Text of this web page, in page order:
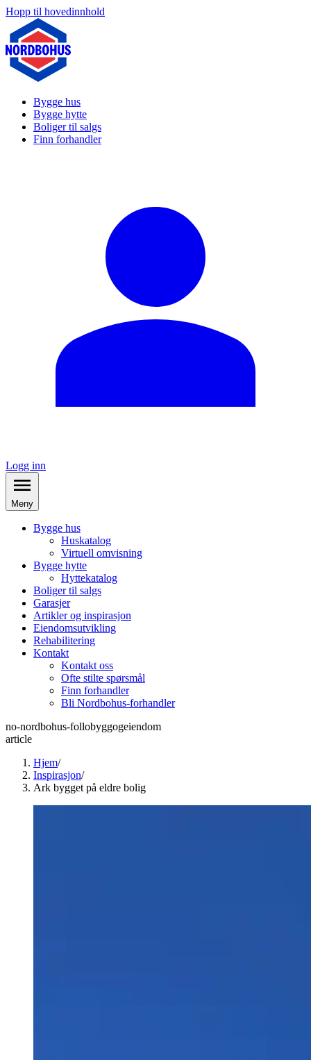
Hopp til hovedinnhold
Bygge hus
Bygge hytte
Boliger til salgs
Finn forhandler
Logg inn
Meny
Bygge hus
Huskatalog
Virtuell omvisning
Bygge hytte
Hyttekatalog
Boliger til salgs
Garasjer
Artikler og inspirasjon
Eiendomsutvikling
Rehabilitering
Kontakt
Kontakt oss
Ofte stilte spørsmål
Finn forhandler
Bli Nordbohus-forhandler
no-nordbohus-follobyggogeiendom
article
Hjem/
Inspirasjon/
Ark bygget på eldre bolig